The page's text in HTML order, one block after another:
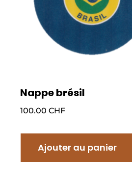
Nappe brésil
100.00 CHF
Ajouter au panier